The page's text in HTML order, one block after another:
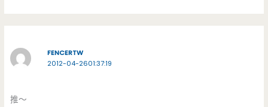
FENCERTW
2012-04-2601:37:19
推～